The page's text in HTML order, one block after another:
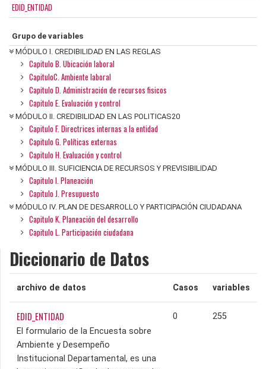
EDID_ENTIDAD
Grupo de variables
MÓDULO I. CREDIBILIDAD EN LAS REGLAS
Capitulo B. Ubicación laboral
CapituloC. Ambiente laboral
Capitulo D. Administración de recursos fisicos
Capitulo E. Evaluación y control
MÓDULO II. CREDIBILIDAD EN LAS POLITICAS20
Capitulo F. Directrices internas a la entidad
Capitulo G. Políticas externas
Capitulo H. Evaluación y control
MÓDULO III. SUFICIENCIA DE RECURSOS Y PREVISIBILIDAD
Capitulo I. Planeación
Capitulo J. Presupuesto
MÓDULO IV. PLAN DE DESARROLLO Y PARTICIPACIÓN CIUDADANA
Capitulo K. Planeación del desarrollo
Capitulo L. Participación ciudadana
Diccionario de Datos
archivo de datos Casos variables
EDID_ENTIDAD
El formulario de la Encuesta sobre
Ambiente y Desempeño
Institucional Departamental, es una
0 255